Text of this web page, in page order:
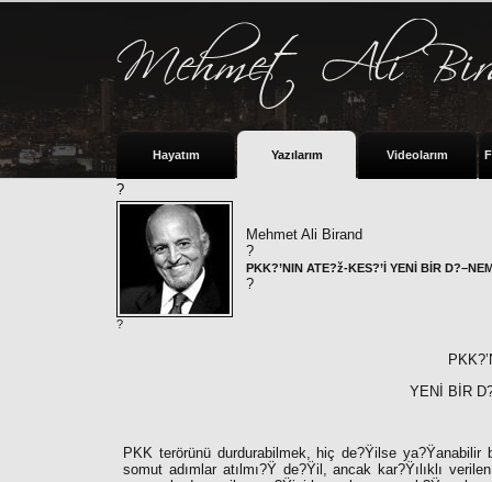
Hayatım Yazılarım Videolarım
?
Mehmet Ali Birand
?
PKK?’NIN ATE?ž-KES?’İ YENİ BİR
?
?
YENİ BİR
PKK terörünü durdurabilmek, hiç de?Ÿilse ya?Ÿanabilir
somut adımlar atılmı?Ÿ de?Ÿil, ancak kar?Ÿılıklı